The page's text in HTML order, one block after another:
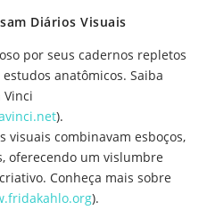
Diários Visuais
por seus cadernos repletos
anatômicos. Saiba
Vinci
).
visuais combinavam esboços,
oferecendo um vislumbre
Conheça mais sobre
).